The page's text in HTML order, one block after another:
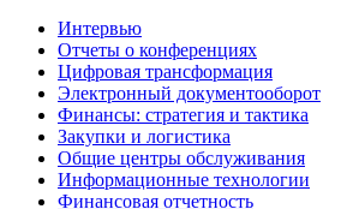
Интервью
Отчеты о конференциях
Цифровая трансформация
Электронный документооборот
Финансы: стратегия и тактика
Закупки и логистика
Общие центры обслуживания
Информационные технологии
Финансовая отчетность